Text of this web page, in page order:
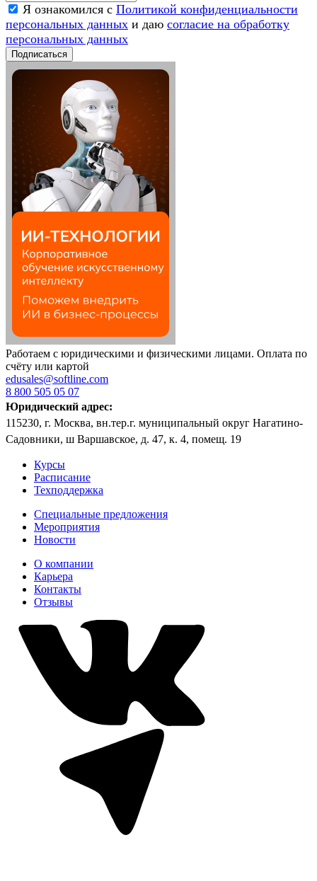
Я ознакомился с Политикой конфиденциальности
персональных данных и даю согласие на обработку
персональных данных
Работаем с юридическими и физическими лицами. Оплата по
счёту или картой
edusales@softline.com
8 800 505 05 07
Юридический адрес:
115230, г. Москва, вн.тер.г. муниципальный округ Нагатино-
Садовники, ш Варшавское, д. 47, к. 4, помещ. 19
Курсы
Расписание
Техподдержка
Специальные предложения
Мероприятия
Новости
О компании
Карьера
Контакты
Отзывы